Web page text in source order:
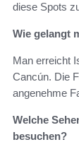
diese Spots
Wie gelangt
Man erreicht
Cancún. Die
angenehme
Welche
besuchen?